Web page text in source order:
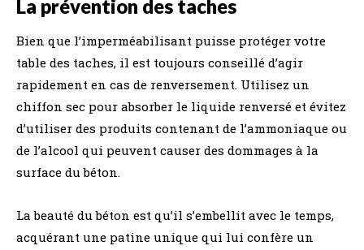
La prévention des taches
Bien que l’imperméabilisant puisse protéger votre
table des taches, il est toujours conseillé d’agir
rapidement en cas de renversement. Utilisez un
chiffon sec pour absorber le liquide renversé et évitez
d’utiliser des produits contenant de l’ammoniaque ou
de l’alcool qui peuvent causer des dommages à la
surface du béton.
La beauté du béton est qu’il s’embellit avec le temps,
acquérant une patine unique qui lui confère un